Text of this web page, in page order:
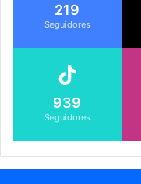
219
Seguidores
939
Seguidores